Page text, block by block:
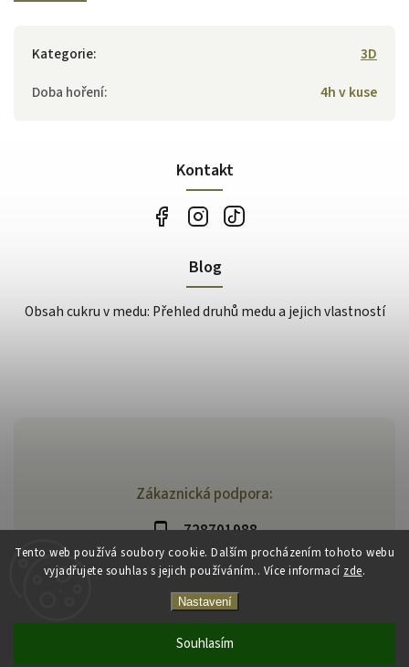
Tento web používá soubory cookie. Dalším procházením tohoto webu
vyjadřujete souhlas s jejich používáním.. Více informací zde.
Nastavení
Souhlasím
Kategorie:
3D
Doba hoření: 4h v kuse
Zákaznická podpora:
728701988
Kontakt
Blog
Obsah cukru v medu: Přehled druhů medu a jejich vlastností